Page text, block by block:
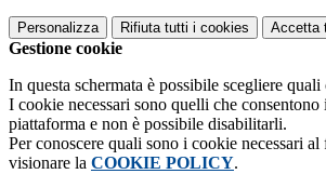
Personalizza Rifiuta tutti i cookies Accetta
Gestione cookie
In questa schermata è possibile scegliere
I cookie necessari sono quelli che
piattaforma e non è possibile disabilitarli.
Per conoscere quali sono i cookie necessari
visionare la COOKIE POLICY.